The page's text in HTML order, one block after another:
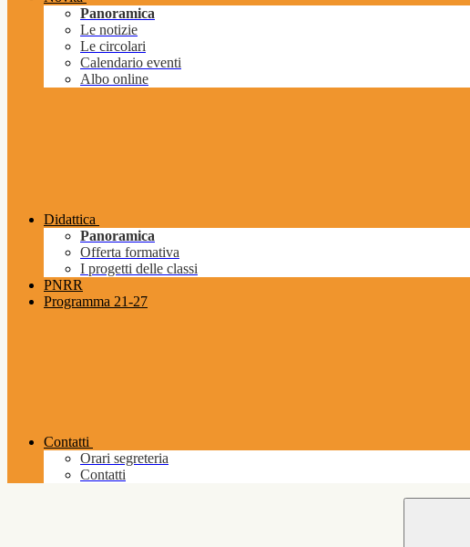
Panoramica
Le notizie
Le circolari
Calendario eventi
Albo online
Didattica
Panoramica
Offerta formativa
I progetti delle classi
PNRR
Programma 21-27
Contatti
Orari segreteria
Contatti